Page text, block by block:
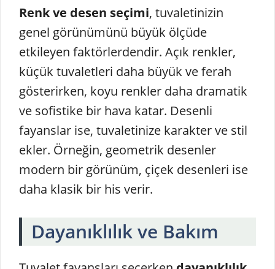
Renk ve desen seçimi, tuvaletinizin
genel görünümünü büyük ölçüde
etkileyen faktörlerdendir. Açık renkler,
küçük tuvaletleri daha büyük ve ferah
gösterirken, koyu renkler daha dramatik
ve sofistike bir hava katar. Desenli
fayanslar ise, tuvaletinize karakter ve stil
ekler. Örneğin, geometrik desenler
modern bir görünüm, çiçek desenleri ise
daha klasik bir his verir.
Dayanıklılık ve Bakım